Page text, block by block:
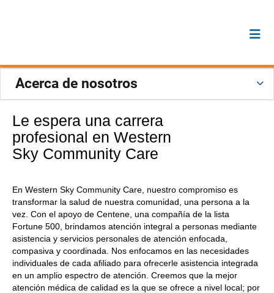
Acerca de nosotros
Le espera una carrera
profesional en Western
Sky Community Care
En Western Sky Community Care, nuestro compromiso es
transformar la salud de nuestra comunidad, una persona a la
vez. Con el apoyo de Centene, una compañía de la lista
Fortune 500, brindamos atención integral a personas mediante
asistencia y servicios personales de atención enfocada,
compasiva y coordinada. Nos enfocamos en las necesidades
individuales de cada afiliado para ofrecerle asistencia integrada
en un amplio espectro de atención. Creemos que la mejor
atención médica de calidad es la que se ofrece a nivel local; por